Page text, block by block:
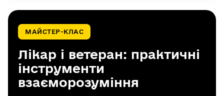
МАЙСТЕР-КЛАС
Лікар і ветеран: практичні
інструменти
взаєморозуміння